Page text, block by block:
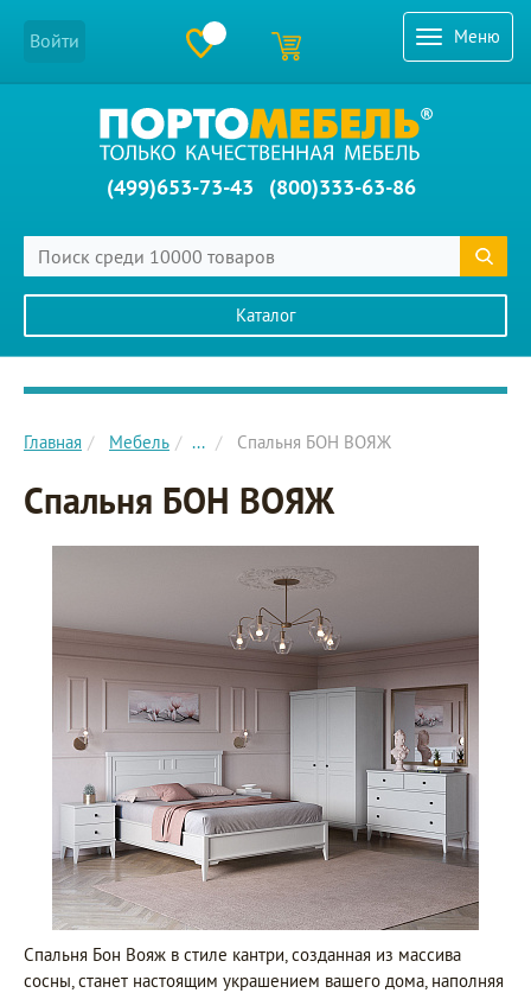
Меню
Войти
(499)653-73-43 (800)333-63-86
Каталог
Главное меню сайта
Главная Мебель ... Спальня БОН ВОЯЖ
Спальня БОН ВОЯЖ
Спальня Бон Вояж в стиле кантри, созданная из массива
сосны, станет настоящим украшением вашего дома, наполняя